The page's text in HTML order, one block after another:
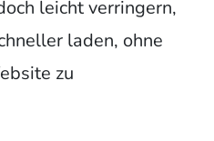
leicht verringern,
laden, ohne
zu